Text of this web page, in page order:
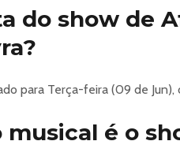
H
do quadro
as pessoas que
do show de
para Terça-feira (09 de Jun),
musical é o